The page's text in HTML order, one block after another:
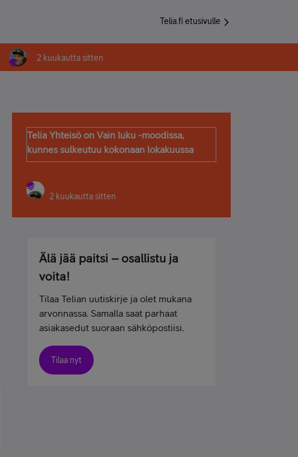
Telia.fi etusivulle
2 kuukautta sitten
Telia Yhteisö on Vain luku -moodissa,
kunnes sulkeutuu kokonaan lokakuussa
2 kuukautta sitten
Älä jää paitsi – osallistu ja
voita!
Tilaa Telian uutiskirje ja olet mukana
arvonnassa. Samalla saat parhaat
asiakasedut suoraan sähköpostiisi.
Tilaa nyt